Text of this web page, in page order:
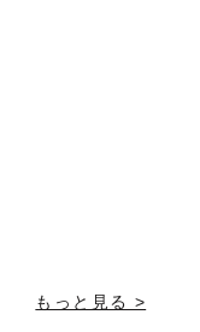
もっと見る >